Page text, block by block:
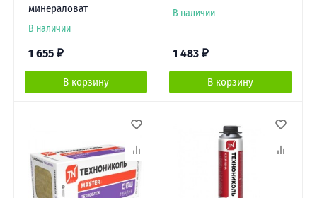
минераловат
В наличии
1 655 ₽
В корзину
В наличии
1 483 ₽
В корзину